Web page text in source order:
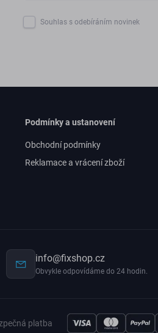
Souhlas s odebíráním novinek
Podmínky a ustanovení
Obchodní podmínky
Reklamace a vrácení zboží
info@fixshop.cz
Obvykle odpovídáme do 24 hodin.
platba